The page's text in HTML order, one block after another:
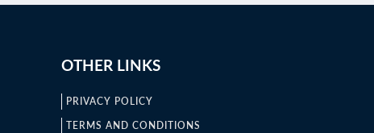
OTHER LINKS
PRIVACY POLICY
TERMS AND CONDITIONS